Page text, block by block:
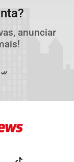
anunciar